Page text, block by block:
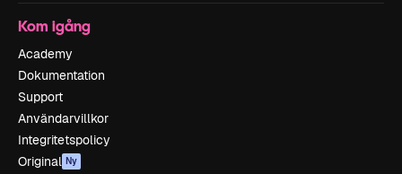
Kom igång
Academy
Dokumentation
Support
Användarvillkor
Integritetspolicy
Original Ny